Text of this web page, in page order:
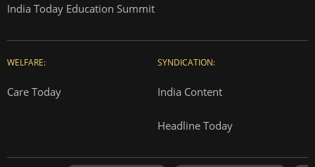
India Today Education Summit
WELFARE:
Care Today
SYNDICATION:
India Content
Headline Today